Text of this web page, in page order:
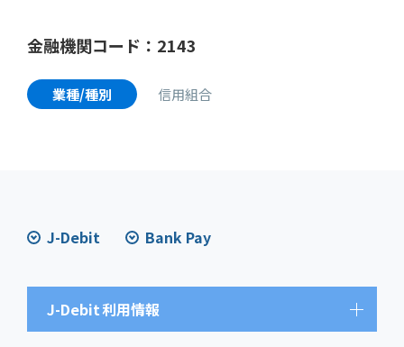
金融機関コード：2143
業種/種別 信用組合
J-Debit Bank Pay
J-Debit利用情報